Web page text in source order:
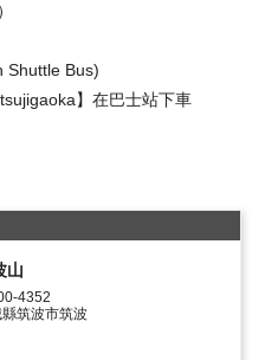
Shuttle Bus)
】在巴士站下車
山
4352
筑波市筑波